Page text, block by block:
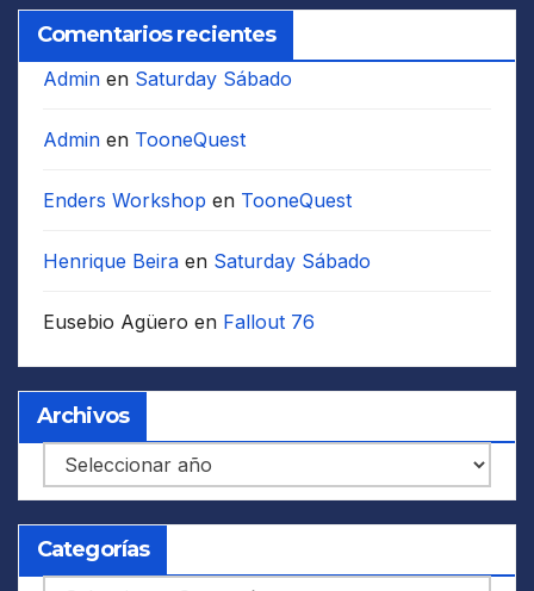
Comentarios recientes
Admin en Saturday Sábado
Admin en TooneQuest
Enders Workshop en TooneQuest
Henrique Beira en Saturday Sábado
Eusebio Agüero en Fallout 76
Archivos
Archivos
Categorías